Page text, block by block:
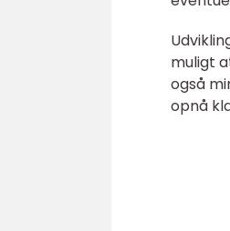
muligt
også
opnå